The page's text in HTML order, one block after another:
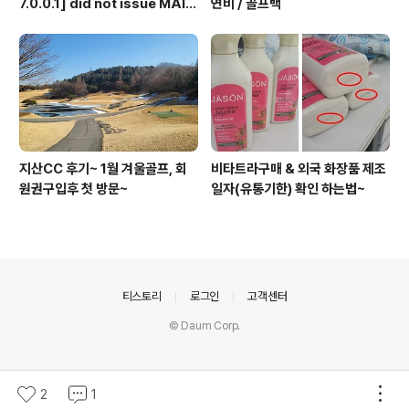
7.0.0.1] did not issue MAI
g connection
연비 / 골프백
지산CC 후기~ 1월 겨울골프, 회
원권구입후 첫 방문~
비타트라구매 & 외국 화장품 제조
일자(유통기한) 확인 하는법~
2 1
티스토리 로그인 고객센터
© Daum Corp.